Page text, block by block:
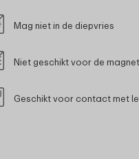
Mag niet in de diepvries
Niet geschikt voor de
Geschikt voor contact met